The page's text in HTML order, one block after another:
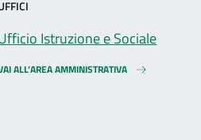
Istruzione e Sociale
ALL’AREA AMMINISTRATIVA